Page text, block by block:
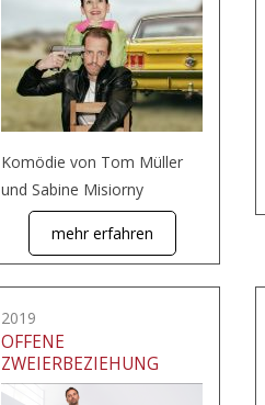
Komödie von Tom Müller
und Sabine Misiorny
mehr erfahren
2019
OFFENE
ZWEIERBEZIEHUNG